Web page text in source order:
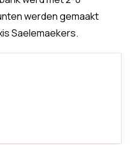
werden gemaakt
Saelemaekers.